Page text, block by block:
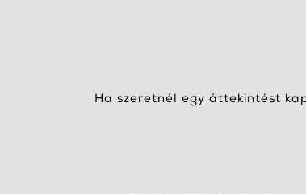
Ha szeretnél egy áttekintést